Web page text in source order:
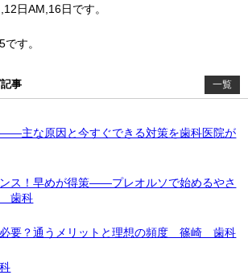
日AM,16日です。
す。
事 一覧
主な原因と今すぐできる対策を歯科医院が
ス！早めが得策――プレオルソで始めるやさ
歯科
必要？通うメリットと理想の頻度 篠崎 歯科